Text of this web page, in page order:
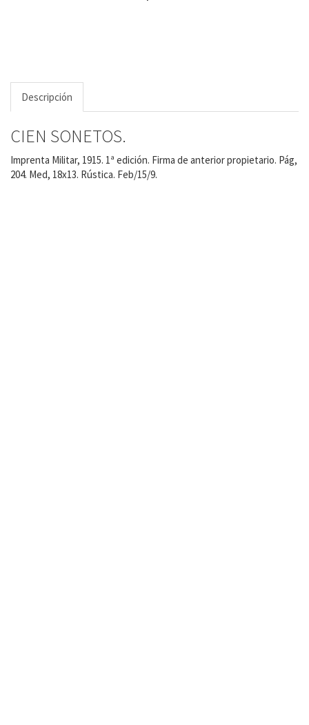
Descripción
CIEN SONETOS.
Imprenta Militar, 1915. 1ª edición. Firma de anterior propietario. Pág,
204. Med, 18x13. Rústica. Feb/15/9.